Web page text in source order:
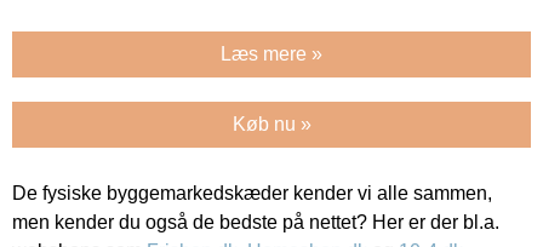
Læs mere »
Køb nu »
De fysiske byggemarkedskæder kender vi alle sammen,
men kender du også de bedste på nettet? Her er der bl.a.